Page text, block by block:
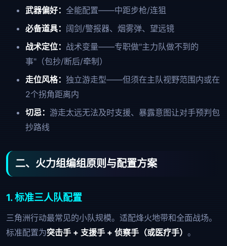
武器偏好： 全能配置——中距步枪/连狙
必备道具： 阔剑/警报器、烟雾弹、望远镜
战术定位： 战术变量——专职做"主力队做不到的
事"（包抄/断后/牵制）
走位风格： 独立游走型——但须在主队视野范围内或在
2个拐角距离内
切忌： 游走太远无法及时支援、暴露意图让对手预判包
抄路线
二、火力组编组原则与配置方案
1. 标准三人队配置
三角洲行动最常见的小队规模。适配烽火地带和全面战场。
标准配置为突击手 + 支援手 + 侦察手（或医疗手） 。